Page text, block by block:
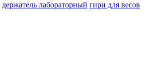
держатель лабораторный гири для весов